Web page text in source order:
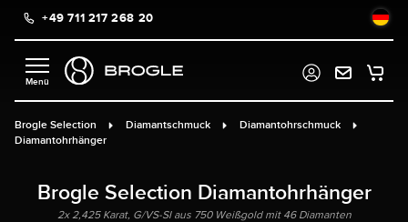
springen
+49 711 217 268 20
Brogle Selection Diamantschmuck
Diamantohrschmuck
Diamantohrhänger
Brogle Selection Diamantohrhänger
2x 2,425 Karat, G/VS-SI aus 750 Weißgold mit 46 Diamanten